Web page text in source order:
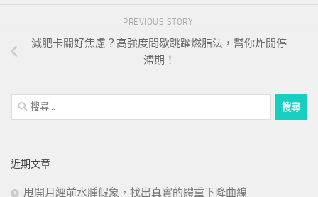
PREVIOUS STORY
減肥卡關好焦慮？高強度間歇跳躍燃脂法，幫你炸開停
滯期！
搜
尋
字:
近期文章
甩開月經前水腫假象，找出真實的體重下降曲線